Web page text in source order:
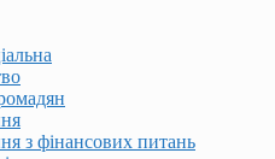
з фінансових питань